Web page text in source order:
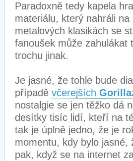
Paradoxně tedy kapela
materiálu, který nahráli
metalových klasikách se
fanoušek může
trochu jinak.
Je jasné, že tohle bude
případě včerejších
nostalgie se jen těžko dá
desítky tisíc lidí, kteří na
tak je úplně jedno, že je
momentu, kdy bylo jasné,
pak, když se na internet